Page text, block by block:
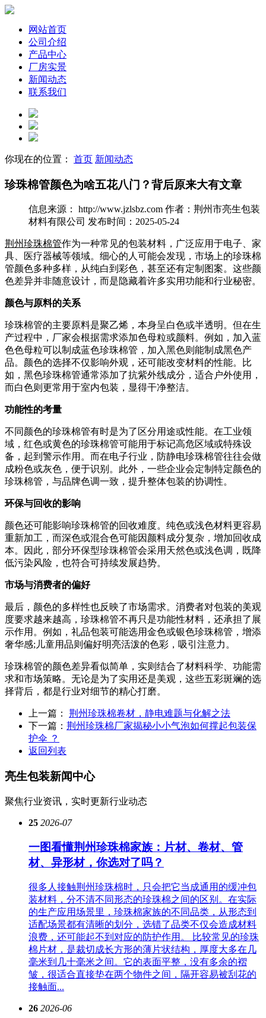
网站首页
公司介绍
产品中心
厂房实景
新闻动态
联系我们
你现在的位置： 首页 新闻动态
珍珠棉管颜色为啥五花八门？背后原来大有文章
信息来源： http://www.jzlsbz.com 作者：荆州市亮生包装
材料有限公司 发布时间：2025-05-24
荆州珍珠棉管作为一种常见的包装材料，广泛应用于电子、家
具、医疗器械等领域。细心的人可能会发现，市场上的珍珠棉
管颜色多种多样，从纯白到彩色，甚至还有定制图案。这些颜
色差异并非随意设计，而是隐藏着许多实用功能和行业秘密。
颜色与原料的关系
珍珠棉管的主要原料是聚乙烯，本身呈白色或半透明。但在生
产过程中，厂家会根据需求添加色母粒或颜料。例如，加入蓝
色色母粒可以制成蓝色珍珠棉管，加入黑色则能制成黑色产
品。颜色的选择不仅影响外观，还可能改变材料的性能。比
如，黑色珍珠棉管通常添加了抗紫外线成分，适合户外使用，
而白色则更常用于室内包装，显得干净整洁。
功能性的考量
不同颜色的珍珠棉管有时是为了区分用途或性能。在工业领
域，红色或黄色的珍珠棉管可能用于标记高危区域或特殊设
备，起到警示作用。而在电子行业，防静电珍珠棉管往往会做
成粉色或灰色，便于识别。此外，一些企业会定制特定颜色的
珍珠棉管，与品牌色调一致，提升整体包装的协调性。
环保与回收的影响
颜色还可能影响珍珠棉管的回收难度。纯色或浅色材料更容易
重新加工，而深色或混合色可能因颜料成分复杂，增加回收成
本。因此，部分环保型珍珠棉管会采用天然色或浅色调，既降
低污染风险，也符合可持续发展趋势。
市场与消费者的偏好
最后，颜色的多样性也反映了市场需求。消费者对包装的美观
度要求越来越高，珍珠棉管不再只是功能性材料，还承担了展
示作用。例如，礼品包装可能选用金色或银色珍珠棉管，增添
奢华感;儿童用品则偏好明亮活泼的色彩，吸引注意力。
珍珠棉管的颜色差异看似简单，实则结合了材料科学、功能需
求和市场策略。无论是为了实用还是美观，这些五彩斑斓的选
择背后，都是行业对细节的精心打磨。
上一篇： 荆州珍珠棉卷材，静电难题与化解之法
下一篇： 荆州珍珠棉厂家揭秘小小气泡如何撑起包装保
护伞 ？
返回列表
亮生包装新闻中心
聚焦行业资讯，实时更新行业动态
25 2026-07
一图看懂荆州珍珠棉家族：片材、卷材、管
材、异形材，你选对了吗？
很多人接触荆州珍珠棉时，只会把它当成通用的缓冲包
装材料，分不清不同形态的珍珠棉之间的区别。在实际
的生产应用场景里，珍珠棉家族的不同品类，从形态到
适配场景都有清晰的划分，选错了品类不仅会造成材料
浪费，还可能起不到对应的防护作用。 比较常见的珍珠
棉片材，是裁切成长方形的薄片状结构，厚度大多在几
毫米到几十毫米之间。它的表面平整，没有多余的褶
皱，很适合直接垫在两个物件之间，隔开容易被刮花的
接触面...
26 2026-06